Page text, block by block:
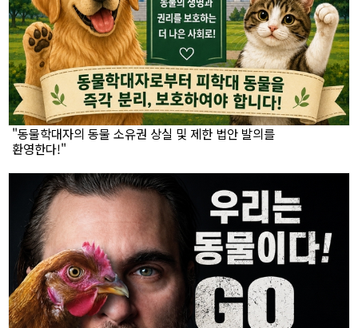
"동물학대자의 동물 소유권 상실 및 제한 법안 발의를
환영한다!"